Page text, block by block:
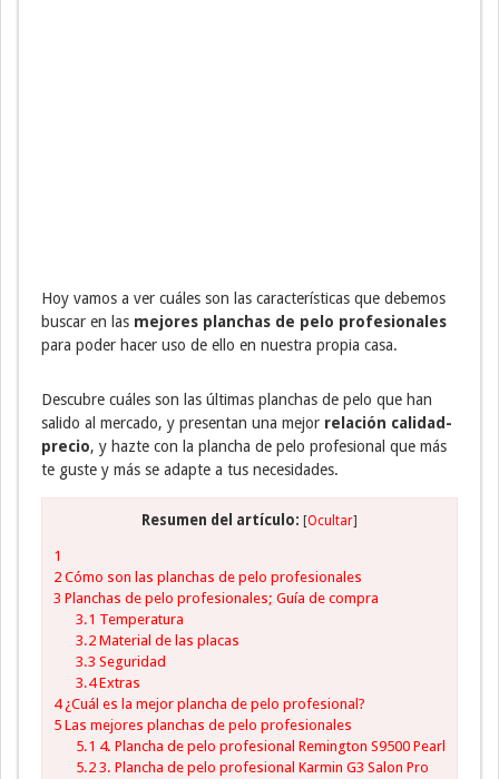
Hoy vamos a ver cuáles son las características que debemos
buscar en las mejores planchas de pelo profesionales
para poder hacer uso de ello en nuestra propia casa.
Descubre cuáles son las últimas planchas de pelo que han
salido al mercado, y presentan una mejor relación calidad-
precio, y hazte con la plancha de pelo profesional que más
te guste y más se adapte a tus necesidades.
Resumen del artículo: [Ocultar]
1
2 Cómo son las planchas de pelo profesionales
3 Planchas de pelo profesionales; Guía de compra
3.1 Temperatura
3.2Material de las placas
3.3 Seguridad
3.4Extras
4¿Cuál es la mejor plancha de pelo profesional?
5 Las mejores planchas de pelo profesionales
5.1 4. Plancha de pelo profesional Remington S9500 Pearl
5.23. Plancha de pelo profesional Karmin G3 Salon Pro